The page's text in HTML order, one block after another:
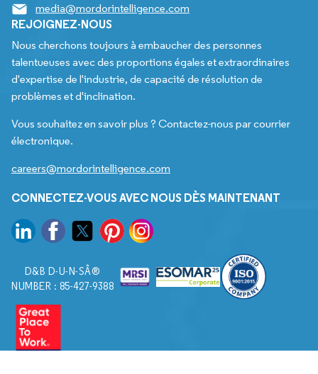
media@mordorintelligence.com
REJOIGNEZ-NOUS
Nous cherchons toujours à embaucher des personnes
talentueuses avec des proportions égales et extraordinaires
d'expertise de l'industrie, de capacité de résolution de
problèmes et d'inclination.
Vous souhaitez en savoir plus ? Contactez-nous par courrier
électronique.
careers@mordorintelligence.com
CONNECTEZ-VOUS AVEC NOUS DÈS MAINTENANT
D&B D-U-N-SÂ®
NUMBER : 85-427-9388